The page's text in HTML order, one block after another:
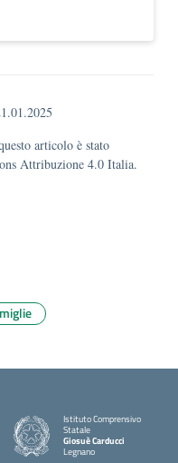
articolo è stato
Attribuzione 4.0 Italia.
Istituto Comprensivo
Statale
Giosuè Carducci
Legnano